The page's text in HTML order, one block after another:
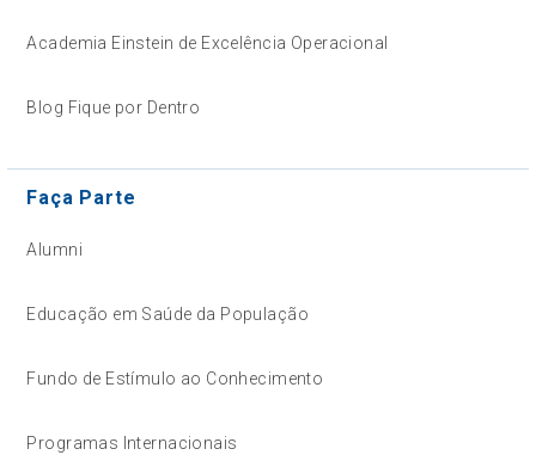
Academia Einstein de Excelência Operacional
Blog Fique por Dentro
Faça Parte
Alumni
Educação em Saúde da População
Fundo de Estímulo ao Conhecimento
Programas Internacionais